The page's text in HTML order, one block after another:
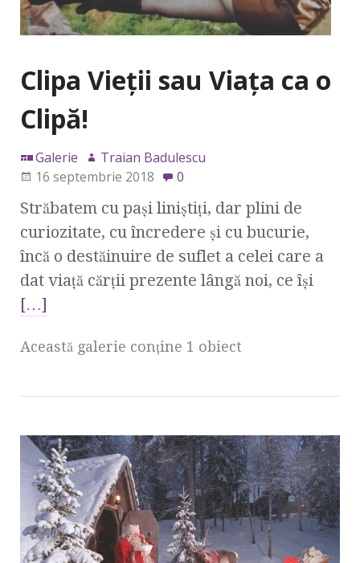
Clipa Vieții sau Viața ca o
Clipă!
Galerie
Traian Badulescu
16 septembrie 2018
0
Străbatem cu pași liniștiți, dar plini de
curiozitate, cu încredere și cu bucurie,
încă o destăinuire de suflet a celei care a
dat viață cărții prezente lângă noi, ce își
[…]
Această galerie conţine 1 obiect